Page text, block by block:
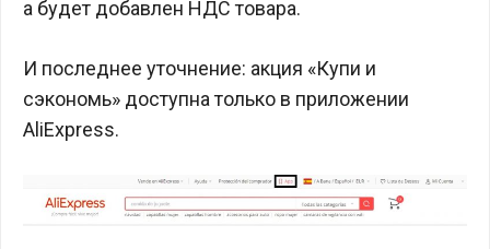
а будет добавлен НДС товара.
И последнее уточнение: акция «Купи и
сэкономь» доступна только в приложении
AliExpress.